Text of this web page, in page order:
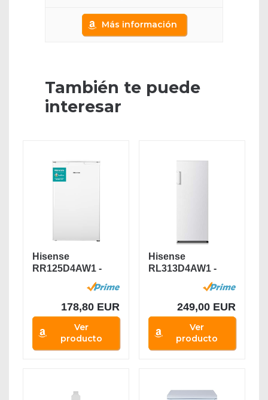
Más información
También te puede
interesar
Hisense
RR125D4AW1 -
Pequeño Table...
178,80 EUR
Ver
producto
Hisense
RL313D4AW1 -
Frigorífico de Una
249,00 EUR
Ver
producto